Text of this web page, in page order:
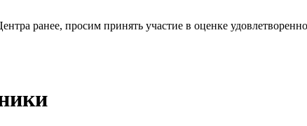
ранее, просим принять участие в оценке